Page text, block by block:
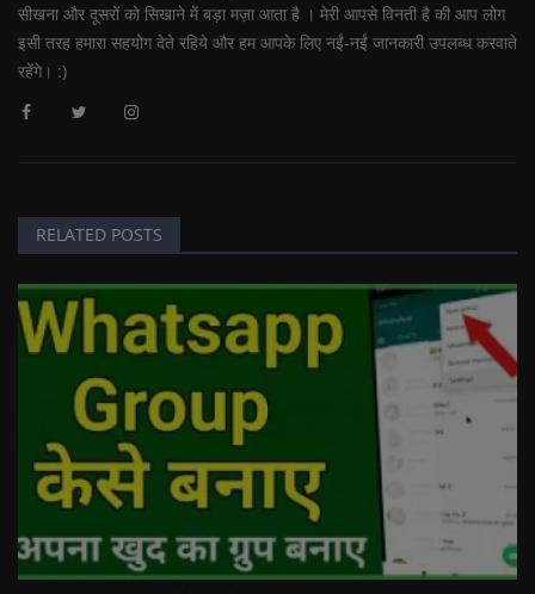
सीखना और दूसरों को सिखाने में बड़ा मज़ा आता है । मेरी आपसे विनती है की आप लोग
इसी तरह हमारा सहयोग देते रहिये और हम आपके लिए नईं-नईं जानकारी उपलब्ध करवाते
रहेंगे। :)
RELATED POSTS